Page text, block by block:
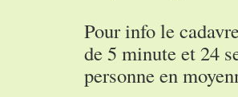
Pour info le
de 5 minute et 24
personne en